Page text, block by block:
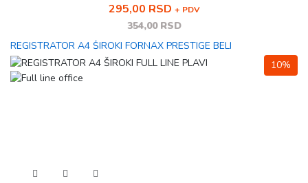
295,00 RSD + PDV
354,00 RSD
REGISTRATOR A4 ŠIROKI FORNAX PRESTIGE BELI
10%